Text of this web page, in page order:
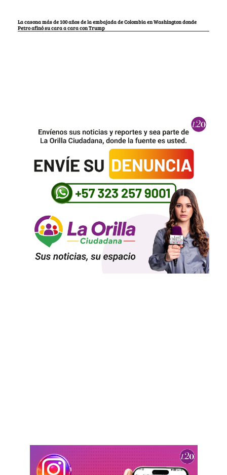
La casona más de 100 años de la embajada de Colombia en Washington donde
Petro afinó su cara a cara con Trump